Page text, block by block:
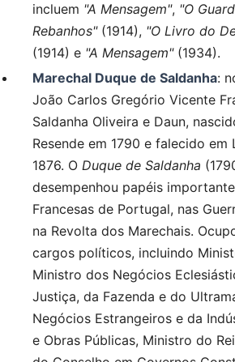
incluem "A Mensagem", "O
Rebanhos"(1914), "O Livro do
(1914) e "A Mensagem"(1934).
Marechal Duque de Saldanha:
João Carlos Gregório Vicente
Saldanha Oliveira e Daun,
Resende em 1790 e falecido em
1876. O Duque de Saldanha
desempenhou papéis
Francesas de Portugal, nas
na Revolta dos Marechais.
cargos políticos, incluindo
Ministro dos Negócios
Justiça, da Fazenda e do
Negócios Estrangeiros e da
e Obras Públicas, Ministro do